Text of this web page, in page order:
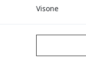
Visone